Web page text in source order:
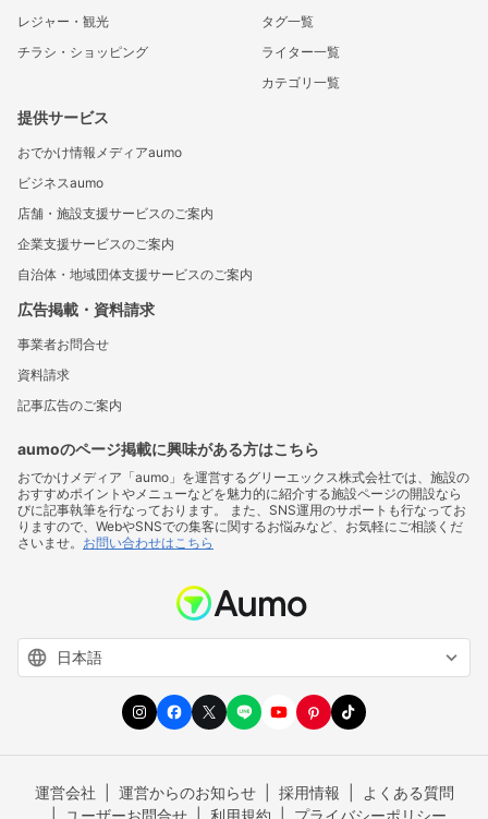
レジャー・観光
チラシ・ショッピング
タグ一覧
ライター一覧
カテゴリ一覧
提供サービス
おでかけ情報メディアaumo
ビジネスaumo
店舗・施設支援サービスのご案内
企業支援サービスのご案内
自治体・地域団体支援サービスのご案内
広告掲載・資料請求
事業者お問合せ
資料請求
記事広告のご案内
aumoのページ掲載に興味がある方はこちら
おでかけメディア「aumo」を運営するグリーエックス株式会社では、施設の
おすすめポイントやメニューなどを魅力的に紹介する施設ページの開設なら
びに記事執筆を行なっております。 また、SNS運用のサポートも行なってお
りますので、WebやSNSでの集客に関するお悩みなど、お気軽にご相談くだ
さいませ。 お問い合わせはこちら
運営会社 運営からのお知らせ 採用情報
よくある質問
ユーザーお問合せ
利用規約 プライバシーポリシー